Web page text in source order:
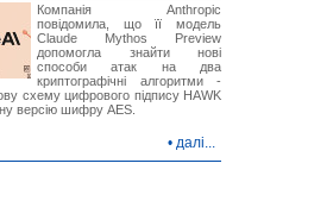
Компанія Anthropic
повідомила, що її модель
Claude Mythos Preview
допомогла знайти нові
способи атак на два
криптографічні алгоритми -
схему цифрового підпису HAWK
версію шифру AES.
• далі...